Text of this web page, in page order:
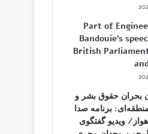
Part of
Bandouie’s
British
بحران حقوق بشر و
برنامه صدا
ویدیو گفتگوی